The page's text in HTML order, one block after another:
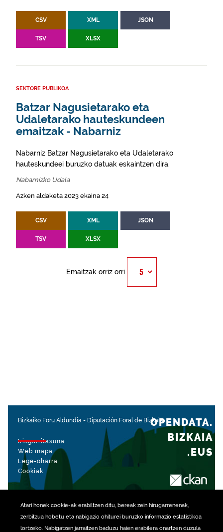
Atari honek cookie-ak erabiltzen ditu, bereak zein hirugarrenenak,
zerbitzua hobetu eta nabigazio ohiturei buruzko informazio estatistikoa
lortzeko. Nabigatzen jarraitzen baduzu haien erabilera onartzen duzula
CSV XML JSON
TSV XLSX
SEKTORE PUBLIKOA
Batzar Nagusietarako eta
Udaletarako hauteskundeen
emaitzak - Nabarniz
Nabarniz Batzar Nagusietarako eta Udaletarako
hauteskundeei buruzko datuak eskaintzen dira.
Nabarnizko Udala
Azken aldaketa 2023 ekaina 24
CSV XML JSON
TSV XLSX
Emaitzak orriz orri
Bizkaiko Foru Aldundia - Diputación Foral de Bizkaia
Irisgarritasuna
Web mapa
Lege-oharra
Cookiak
OPENDATA.
BIZKAIA
.EUS